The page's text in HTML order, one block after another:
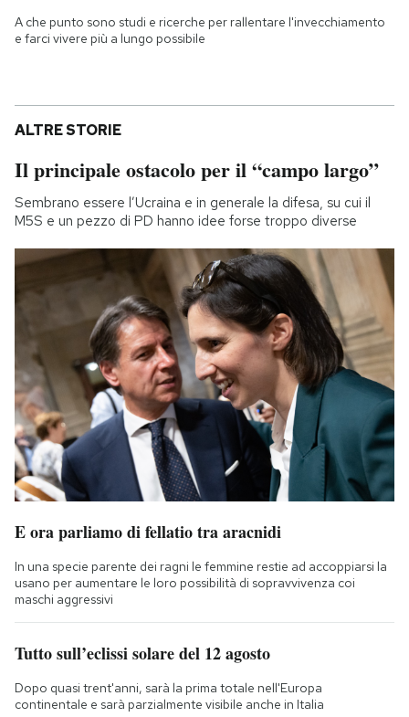
A che punto sono studi e ricerche per rallentare l'invecchiamento
e farci vivere più a lungo possibile
ALTRE STORIE
Il principale ostacolo per il “campo largo”
Sembrano essere l’Ucraina e in generale la difesa, su cui il
M5S e un pezzo di PD hanno idee forse troppo diverse
E ora parliamo di fellatio tra aracnidi
In una specie parente dei ragni le femmine restie ad accoppiarsi la
usano per aumentare le loro possibilità di sopravvivenza coi
maschi aggressivi
Tutto sull’eclissi solare del 12 agosto
Dopo quasi trent'anni, sarà la prima totale nell'Europa
continentale e sarà parzialmente visibile anche in Italia